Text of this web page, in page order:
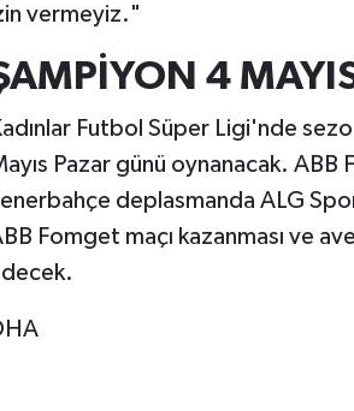
vermeyiz."
4
Futbol Süper Ligi'nde
Pazar günü oynanacak.
deplasmanda ALG
Fomget maçı kazanması ve